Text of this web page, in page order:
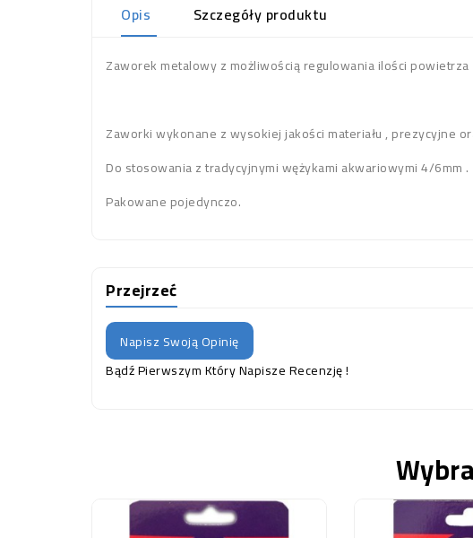
Opis Szczegóły produktu
Zaworek metalowy z możliwością regulowania ilości
Zaworki wykonane z wysokiej jakości materiału , prezycyjne
Do stosowania z tradycyjnymi wężykami akwariowymi 4/6mm .
Pakowane pojedynczo.
Przejrzeć
Napisz Swoją Opinię
Bądź Pierwszym Który Napisze Recenzję !